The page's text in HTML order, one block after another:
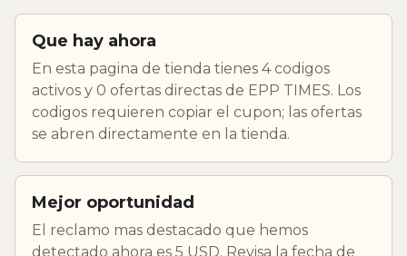
Que hay ahora
En esta pagina de tienda tienes 4 codigos
activos y 0 ofertas directas de EPP TIMES. Los
codigos requieren copiar el cupon; las ofertas
se abren directamente en la tienda.
Mejor oportunidad
El reclamo mas destacado que hemos
detectado ahora es 5 USD. Revisa la fecha de